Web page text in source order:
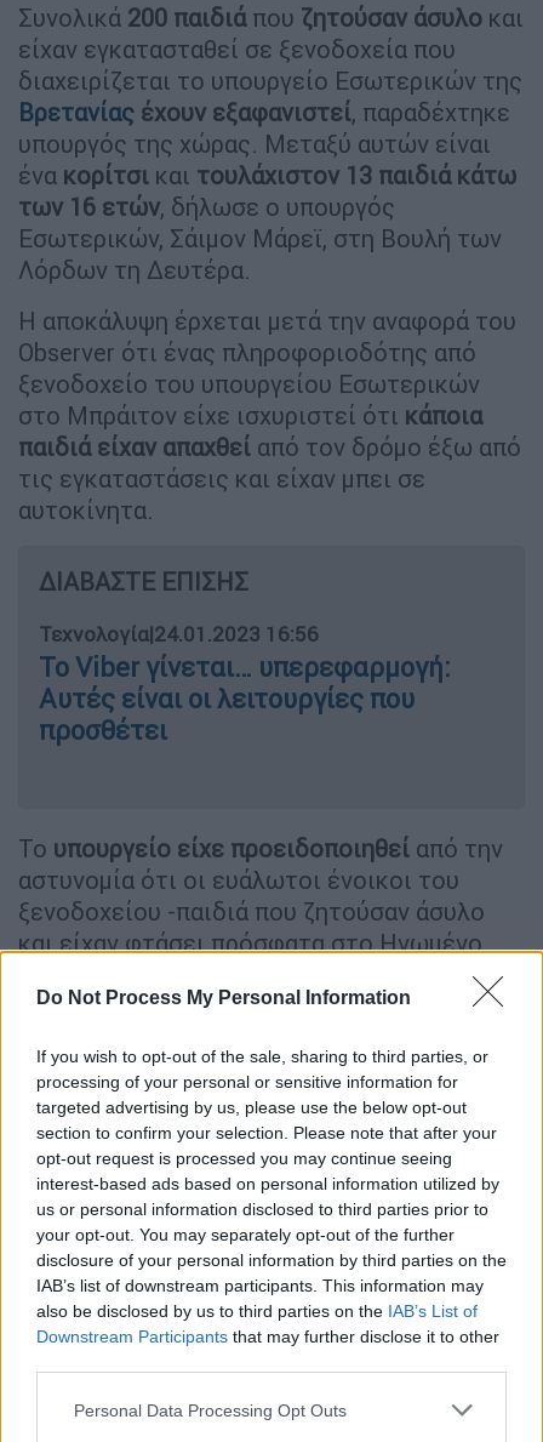
Do Not Process My Personal Information
If you wish to opt-out of the sale, sharing to third parties, or
processing of your personal or sensitive information for
targeted advertising by us, please use the below opt-out
section to confirm your selection. Please note that after your
opt-out request is processed you may continue seeing
interest-based ads based on personal information utilized by
us or personal information disclosed to third parties prior to
your opt-out. You may separately opt-out of the further
disclosure of your personal information by third parties on the
IAB’s list of downstream participants. This information may
also be disclosed by us to third parties on the IAB’s List of
Downstream Participants that may further disclose it to other
Please note that this website/app uses one or more Google
Personal Data Processing Opt Outs
Συνολικά 200 παιδιάπου ζητούσαν άσυλο και
είχαν εγκατασταθεί σε ξενοδοχεία που
διαχειρίζεται το υπουργείο Εσωτερικών της
Βρετανίας έχουν εξαφανιστεί, παραδέχτηκε
υπουργός της χώρας. Μεταξύ αυτών είναι
ένα κορίτσι και τουλάχιστον 13 παιδιά κάτω
των 16 ετών, δήλωσε ο υπουργός
Εσωτερικών, Σάιμον Μάρεϊ, στη Βουλή των
Λόρδων τη Δευτέρα.
Η αποκάλυψη έρχεται μετά την αναφορά του
Observer ότι ένας πληροφοριοδότης από
ξενοδοχείο του υπουργείου Εσωτερικών
στο Μπράιτον είχε ισχυριστεί ότι κάποια
παιδιά είχαν απαχθεί από τον δρόμο έξω από
τις εγκαταστάσεις και είχαν μπει σε
αυτοκίνητα.
ΔΙΑΒΑΣΤΕ ΕΠΙΣΗΣ
Τεχνολογία|24.01.2023 16:56
Το Viber γίνεται… υπερεφαρμογή:
Αυτές είναι οι λειτουργίες που
προσθέτει
Το υπουργείο είχε προειδοποιηθεί από την
αστυνομία ότι οι ευάλωτοι ένοικοι του
ξενοδοχείου -παιδιά που ζητούσαν άσυλο
και είχαν φτάσει πρόσφατα στο Ηνωμένο
Βασίλειο, πολλά από αυτά με μικρές βάρκες,
χωρίς γονείς ή φροντιστές- θα γίνονταν
μεταδίδει ηGuardian.
Απαντώντας σε ερώτηση του Φιλελεύθερου
Δημοκρατικού Πολ Σκρίβεν, ο Λόρδος Μάρεϊ
αποκάλυψε τα στοιχεία, τα οποία έχουν
συγκεντρωθεί από τον Ιούλιο του 2021. «Το
υπουργείο Εσωτερικών δεν έχει καμία
εξουσία να κρατάει ασυνόδευτα παιδιά που
ζητούν άσυλο σε αυτά τα ξενοδοχεία και
γνωρίζουμε ότι κάποια από αυτά
εξαφανίζονται εντοπίζονταιστη συνέχεια».